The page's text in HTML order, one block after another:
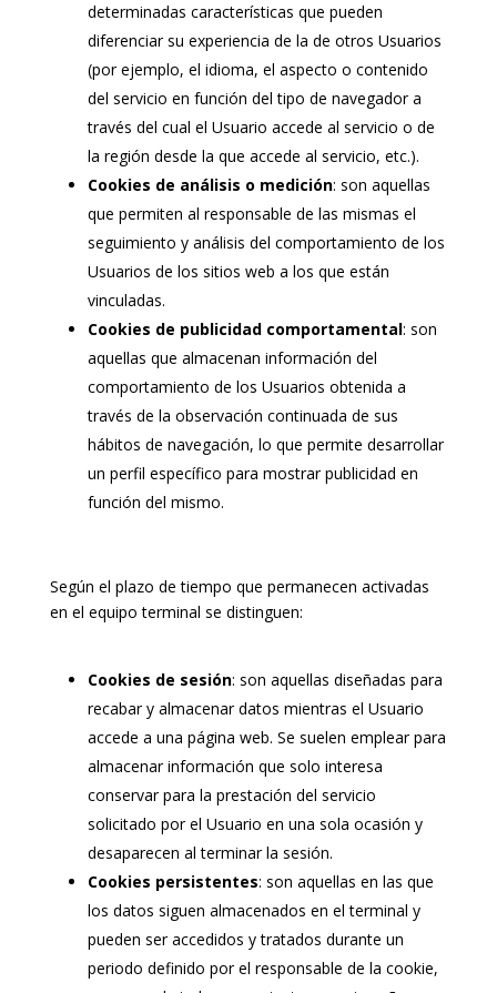
determinadas características que pueden
diferenciar su experiencia de la de otros Usuarios
(por ejemplo, el idioma, el aspecto o contenido
del servicio en función del tipo de navegador a
través del cual el Usuario accede al servicio o de
la región desde la que accede al servicio, etc.).
Cookies de análisis o medición: son aquellas
que permiten al responsable de las mismas el
seguimiento y análisis del comportamiento de los
Usuarios de los sitios web a los que están
vinculadas.
Cookies de publicidad comportamental: son
aquellas que almacenan información del
comportamiento de los Usuarios obtenida a
través de la observación continuada de sus
hábitos de navegación, lo que permite desarrollar
un perfil específico para mostrar publicidad en
función del mismo.
Según el plazo de tiempo que permanecen activadas
en el equipo terminal se distinguen:
Cookies de sesión: son aquellas diseñadas para
recabar y almacenar datos mientras el Usuario
accede a una página web. Se suelen emplear para
almacenar información que solo interesa
conservar para la prestación del servicio
solicitado por el Usuario en una sola ocasión y
desaparecen al terminar la sesión.
Cookies persistentes: son aquellas en las que
los datos siguen almacenados en el terminal y
pueden ser accedidos y tratados durante un
periodo definido por el responsable de la cookie,